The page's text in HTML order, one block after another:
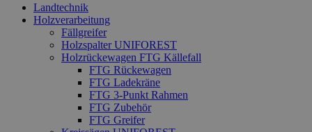
Landtechnik
Holzverarbeitung
Fällgreifer
Holzspalter UNIFOREST
Holzrückewagen FTG Källefall
FTG Rückewagen
FTG Ladekräne
FTG 3-Punkt Rahmen
FTG Zubehör
FTG Greifer